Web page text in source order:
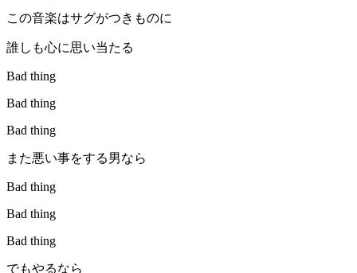
この音楽はサグがつきものに
誰しも心に思い当たる
Bad thing
Bad thing
Bad thing
また悪い事をする男なら
Bad thing
Bad thing
Bad thing
でもやるなら